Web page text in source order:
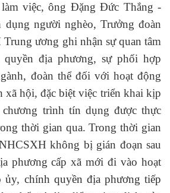
làm việc,ông Đặng Đức Thắng -
người nghèo, Trưởng đoàn
Trung ương ghi nhận sự quan tâm
quyền địa phương, sự phối hợp
đoàn thể đối với hoạt động
xã hội, đặc biệt việc triển khai kịp
chương trình tín dụng được thực
thời gian qua. Trongthời gian
không bị gián đoạn sau
phương cấp xã mới đi vào hoạt
ủy, chính quyền địa phương tiếp